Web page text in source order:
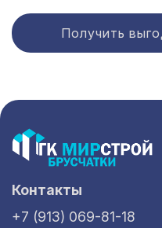
Получить
Контакты
+7 (913) 069-81-18